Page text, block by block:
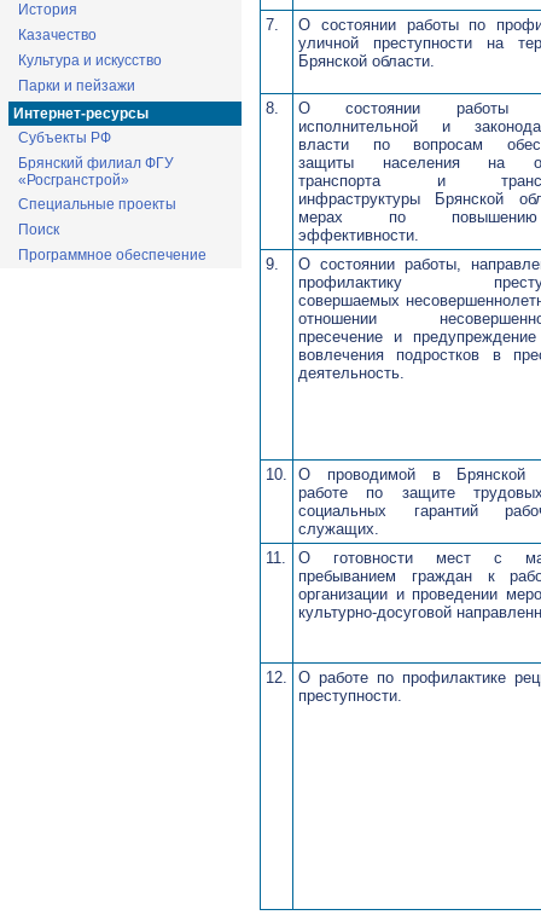
История
Казачество
Культура и искусство
Парки и пейзажи
Интернет-ресурсы
Субъекты РФ
Брянский филиал ФГУ
«Росгранстрой»
Специальные проекты
Поиск
Программное обеспечение
7.
О состоянии работы по
уличной преступности на
Брянской области.
8.
О состоянии работы
исполнительной и
власти по вопросам
защиты населения на
транспорта и
инфраструктуры Брянской
мерах по
эффективности.
9.
О состоянии работы,
профилактику
совершаемых
отношении
пресечение и
вовлечения подростков в
деятельность.
10.
О проводимой в Брянской
работе по защите
социальных гарантий
служащих.
11.
О готовности мест с
пребыванием граждан к
организации и проведении
культурно-досуговой
12.
О работе по профилактике
преступности.